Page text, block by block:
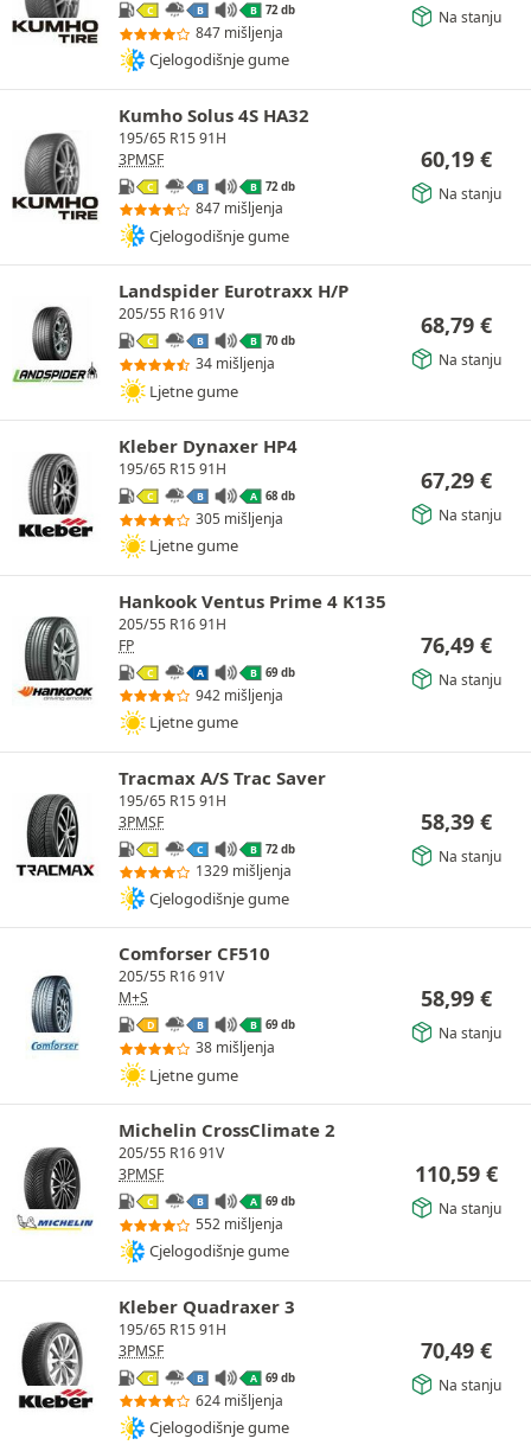
C B B 72 db
847 mišljenja
Cjelogodišnje gume
Na stanju
Kumho Solus 4S HA32
195/65 R15 91H
3PMSF
C B B 72 db
847 mišljenja
Cjelogodišnje gume
60,19 €
Na stanju
Landspider Eurotraxx H/P
205/55 R16 91V
C B B 70 db
34 mišljenja
Ljetne gume
68,79 €
Na stanju
Kleber Dynaxer HP4
195/65 R15 91H
C B A 68 db
305 mišljenja
Ljetne gume
67,29 €
Na stanju
Hankook Ventus Prime 4 K135
205/55 R16 91H
FP
C A B 69 db
942 mišljenja
Ljetne gume
76,49 €
Na stanju
Tracmax A/S Trac Saver
195/65 R15 91H
3PMSF
C C B 72 db
1329 mišljenja
Cjelogodišnje gume
58,39 €
Na stanju
Comforser CF510
205/55 R16 91V
M+S
D B B 69 db
38 mišljenja
Ljetne gume
58,99 €
Na stanju
Michelin CrossClimate 2
205/55 R16 91V
3PMSF
C B A 69 db
552 mišljenja
Cjelogodišnje gume
110,59 €
Na stanju
Kleber Quadraxer 3
195/65 R15 91H
3PMSF
C B A 69 db
624 mišljenja
Cjelogodišnje gume
70,49 €
Na stanju